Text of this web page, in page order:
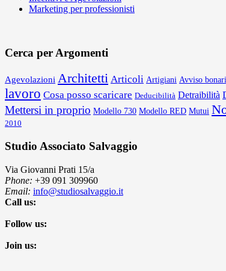
Marketing per professionisti
Cerca per Argomenti
Agevolazioni Architetti Articoli Artigiani Avviso
lavoro Cosa posso scaricare Deducibilità Detraibilità
Mettersi in proprio Modello 730 Modello RED Mutui
2010
Studio Associato Salvaggio
Via Giovanni Prati 15/a
Phone: +39 091 309960
Email: info@studiosalvaggio.it
Call us:
Follow us:
Join us: